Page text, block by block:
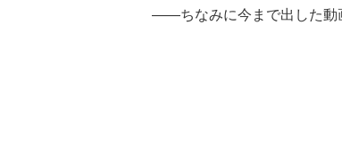
――ちなみに今まで出した動